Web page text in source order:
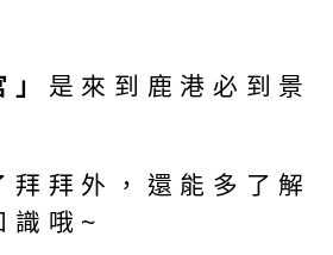
」 是來到鹿港必到景
拜拜外，還能多了解
識哦~